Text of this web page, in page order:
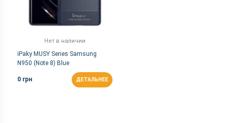
Нет в наличии
iPaky MUSY Series Samsung
N950 (Note 8) Blue
0 грн ДЕТАЛЬНЕЕ